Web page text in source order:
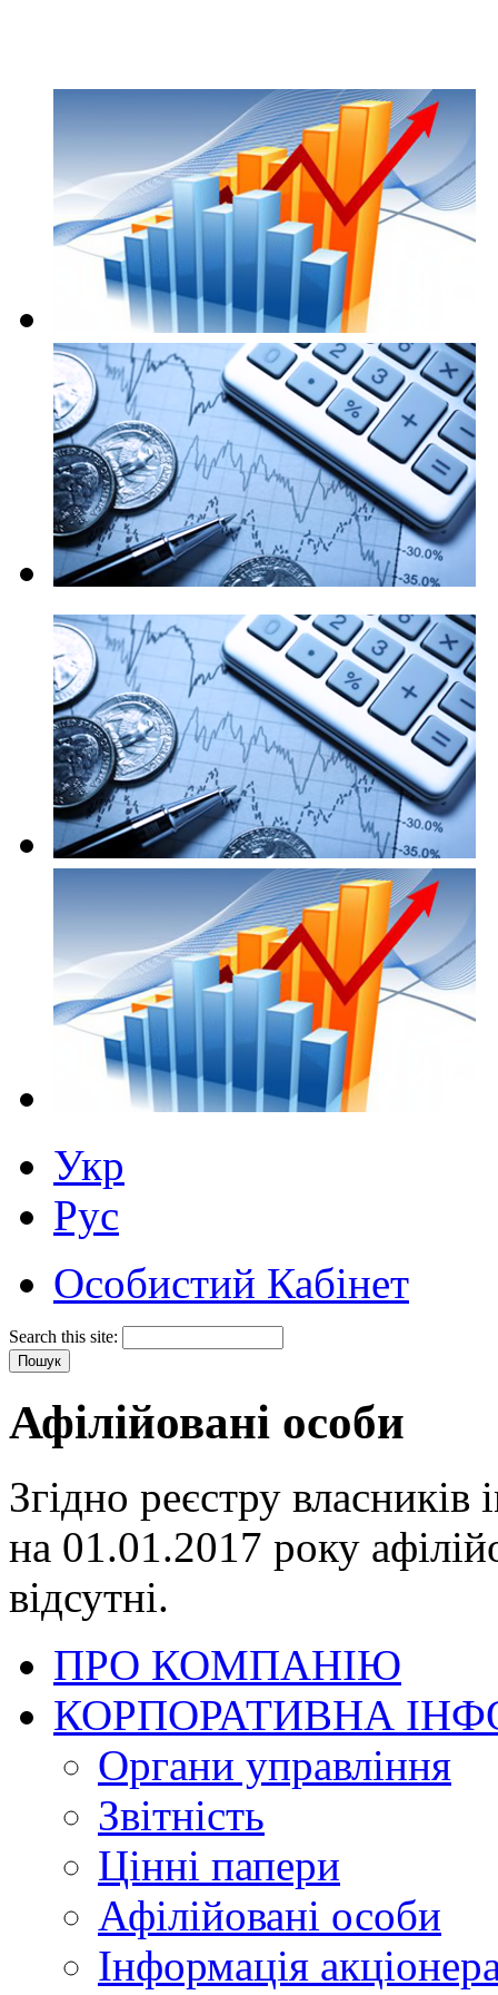
Укр
Рус
Особистий Кабінет
Search this site:
Афілійовані особи
Згідно реєстру
на 01.01.2017 року
відсутні.
ПРО КОМПАНІЮ
КОРПОРАТИВНА
Органи управління
Звітність
Цінні папери
Афілійовані особи
Інформація